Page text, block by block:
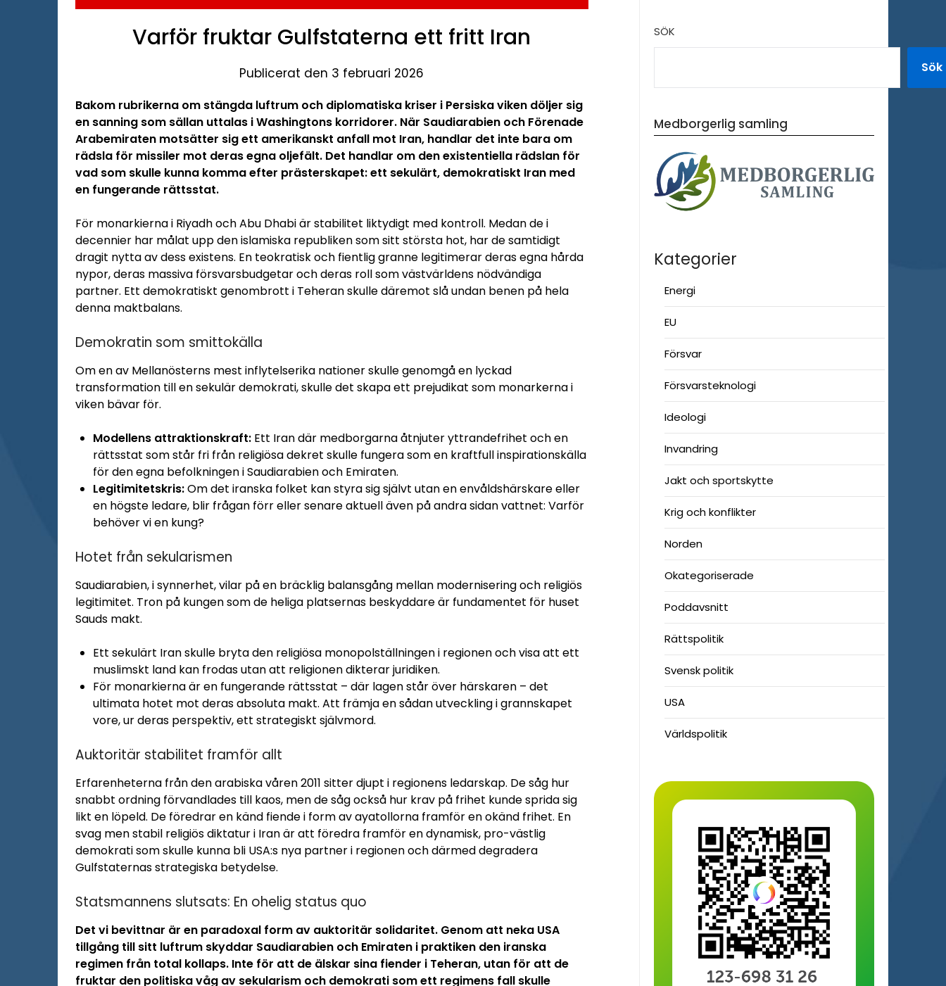
Varför fruktar Gulfstaterna ett fritt Iran
Publicerat den 3 februari 2026
Bakom rubrikerna om stängda luftrum och diplomatiska kriser i Persiska viken döljer sig
en sanning som sällan uttalas i Washingtons korridorer. När Saudiarabien och Förenade
Arabemiraten motsätter sig ett amerikanskt anfall mot Iran, handlar det inte bara om
rädsla för missiler mot deras egna oljefält. Det handlar om den existentiella rädslan för
vad som skulle kunna komma efter prästerskapet: ett sekulärt, demokratiskt Iran med
en fungerande rättsstat.
För monarkierna i Riyadh och Abu Dhabi är stabilitet liktydigt med kontroll. Medan de i
decennier har målat upp den islamiska republiken som sitt största hot, har de samtidigt
dragit nytta av dess existens. En teokratisk och fientlig granne legitimerar deras egna hårda
nypor, deras massiva försvarsbudgetar och deras roll som västvärldens nödvändiga
partner. Ett demokratiskt genombrott i Teheran skulle däremot slå undan benen på hela
denna maktbalans.
Demokratin som smittokälla
Om en av Mellanösterns mest inflytelserika nationer skulle genomgå en lyckad
transformation till en sekulär demokrati, skulle det skapa ett prejudikat som monarkerna i
viken bävar för.
Modellens attraktionskraft: Ett Iran där medborgarna åtnjuter yttrandefrihet och en
rättsstat som står fri från religiösa dekret skulle fungera som en kraftfull inspirationskälla
för den egna befolkningen i Saudiarabien och Emiraten.
Legitimitetskris:Om det iranska folket kan styra sig självt utan en envåldshärskare eller
en högste ledare, blir frågan förr eller senare aktuell även på andra sidan vattnet: Varför
behöver vi en kung?
Hotet från sekularismen
Saudiarabien, i synnerhet, vilar på en bräcklig balansgång mellan modernisering och religiös
legitimitet. Tron på kungen som de heliga platsernas beskyddare är fundamentet för huset
Sauds makt.
Ett sekulärt Iran skulle bryta den religiösa monopolställningen i regionen och visa att ett
muslimskt land kan frodas utan att religionen dikterar juridiken.
För monarkierna är en fungerande rättsstat – där lagen står över härskaren – det
ultimata hotet mot deras absoluta makt. Att främja en sådan utveckling i grannskapet
vore, ur deras perspektiv, ett strategiskt självmord.
Auktoritär stabilitet framför allt
Erfarenheterna från den arabiska våren 2011 sitter djupt i regionens ledarskap. De såg hur
snabbt ordning förvandlades till kaos, men de såg också hur krav på frihet kunde sprida sig
likt en löpeld. De föredrar en känd fiende i form av ayatollorna framför en okänd frihet. En
svag men stabil religiös diktatur i Iran är att föredra framför en dynamisk, pro-västlig
demokrati som skulle kunna bli USA:s nya partner i regionen och därmed degradera
Gulfstaternas strategiska betydelse.
Statsmannens slutsats: En ohelig status quo
Det vi bevittnar är en paradoxal form av auktoritär solidaritet. Genom att neka USA
tillgång till sitt luftrum skyddar Saudiarabien och Emiraten i praktiken den iranska
regimen från total kollaps. Inte för att de älskar sina fiender i Teheran, utan för att de
fruktar den politiska våg av sekularism och demokrati som ett regimens fall skulle
SÖK
Sök
Medborgerlig samling
Kategorier
Energi
EU
Försvar
Försvarsteknologi
Ideologi
Invandring
Jakt och sportskytte
Krig och konflikter
Norden
Okategoriserade
Poddavsnitt
Rättspolitik
Svensk politik
USA
Världspolitik